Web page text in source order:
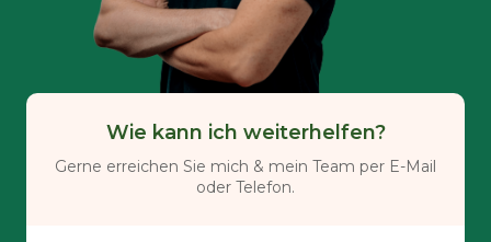
Wie kann ich weiterhelfen?
Gerne erreichen Sie mich & mein Team per E-Mail
oder Telefon.